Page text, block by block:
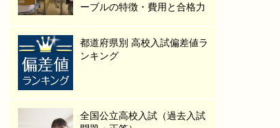
ーブルの特徴・費用と合格力
都道府県別 高校入試偏差値ラ
ンキング
全国公立高校入試（過去入試